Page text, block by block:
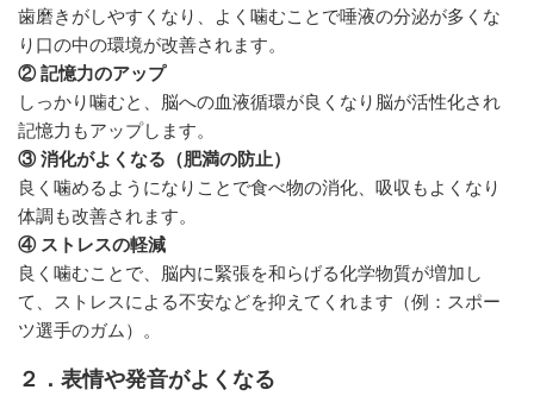
歯磨きがしやすくなり、よく噛むことで唾液の分泌が多くな
り口の中の環境が改善されます。
② 記憶力のアップ
しっかり噛むと、脳への血液循環が良くなり脳が活性化され
記憶力もアップします。
③ 消化がよくなる（肥満の防止）
良く噛めるようになりことで食べ物の消化、吸収もよくなり
体調も改善されます。
④ ストレスの軽減
良く噛むことで、脳内に緊張を和らげる化学物質が増加し
て、ストレスによる不安などを抑えてくれます（例：スポー
ツ選手のガム）。
２．表情や発音がよくなる